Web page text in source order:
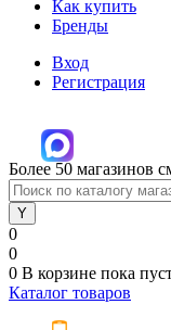
Как купить
Бренды
Вход
Регистрация
Более 50 магазинов
0
0
0 В корзине пока
Каталог товаров